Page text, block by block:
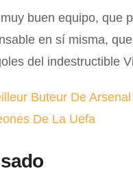
buen equipo,
en sí misma,
del indestructible
Buteur De
De La Uefa